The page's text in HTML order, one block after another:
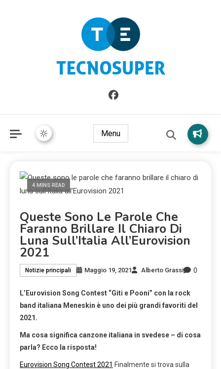
TecnoSuper.net
Informazioni sull'Italia. Seleziona gli argomenti di cui vuoi
saperne di più
Menu
4 MINS READ
Queste Sono Le Parole Che
Faranno Brillare Il Chiaro Di
Luna Sull’Italia All’Eurovision
2021
Notizie principali Maggio 19, 2021 Alberto Grassi 0
L’Eurovision Song Contest “Giti e Pooni” con la rock
band italiana Meneskin è uno dei più grandi favoriti del
2021.
Ma cosa significa canzone italiana in svedese – di cosa
parla? Ecco la risposta!
Eurovision Song Contest 2021 Finalmente si trova sulla